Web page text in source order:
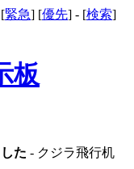
緊急] [優先] - [検索]
板
た - クジラ飛行机